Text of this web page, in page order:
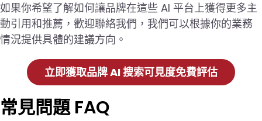
如果你希望了解如何讓品牌在這些 AI 平台上獲得更多主
動引用和推薦，歡迎聯絡我們，我們可以根據你的業務
情況提供具體的建議方向。
立即獲取品牌 AI 搜索可見度免費評估
常見問題 FAQ